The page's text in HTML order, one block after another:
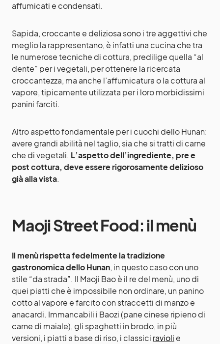
affumicati e condensati.
Sapida, croccante e deliziosa sono i tre aggettivi che
meglio la rappresentano, è infatti una cucina che tra
le numerose tecniche di cottura, predilige quella “al
dente” per i vegetali, per ottenere la ricercata
croccantezza, ma anche l’affumicatura o la cottura al
vapore, tipicamente utilizzata per i loro morbidissimi
panini farciti.
Altro aspetto fondamentale per i cuochi dello Hunan:
avere grandi abilità nel taglio, sia che si tratti di carne
che di vegetali. L’aspetto dell’ingrediente, pre e
post cottura, deve essere rigorosamente delizioso
già alla vista.
Maoji Street Food: il menù
Il menù rispetta fedelmente la tradizione
gastronomica dello Hunan, in questo caso con uno
stile “da strada”. Il Maoji Bao è il re del menù, uno di
quei piatti che è impossibile non ordinare, un panino
cotto al vapore e farcito con straccetti di manzo e
anacardi. Immancabili i Baozi (pane cinese ripieno di
carne di maiale), gli spaghetti in brodo, in più
versioni, i piatti a base di riso, i classici ravioli e